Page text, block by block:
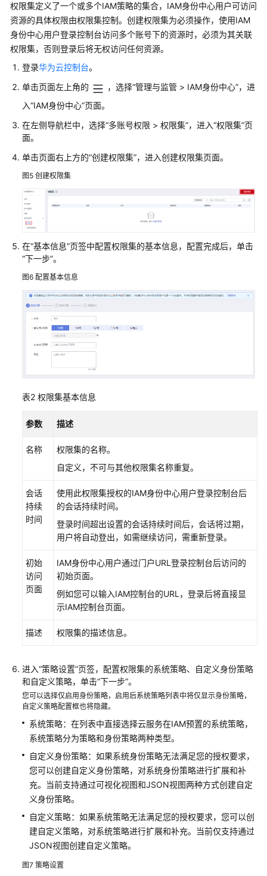
系
统
权
权限集定义了一个或多个IAM策略的集合，IAM身份中心用户可访问
资源的具体权限由权限集控制。创建权限集为必须操作，使用IAM
身份中心用户登录控制台访问多个账号下的资源时，必须为其关联
权限集，否则登录后将无权访问任何资源。
登录华为云控制台。
单击页面左上角的
，选择“管理与监管 > IAM身份中心”，进
入“IAM身份中心”页面。
在左侧导航栏中，选择“多账号权限 > 权限集”，进入“权限集”页
面。
单击页面右上方的“创建权限集”，进入创建权限集页面。
图5 创建权限集
在“基本信息”页签中配置权限集的基本信息，配置完成后，单击
“下一步”。
图6 配置基本信息
表2 权限集基本信息
参数 描述
名称
权限集的名称。
自定义，不可与其他权限集名称重复。
会话
持续
时间
使用此权限集授权的IAM身份中心用户登录控制台后
的会话持续时间。
登录时间超出设置的会话持续时间后，会话将过期，
用户将自动登出，如需继续访问，需重新登录。
初始
访问
页面
IAM身份中心用户通过门户URL登录控制台后访问的
初始页面。
例如您可以输入IAM控制台的URL，登录后将直接显
示IAM控制台页面。
描述 权限集的描述信息。
进入“策略设置”页签，配置权限集的系统策略、自定义身份策略
和自定义策略，单击“下一步”。
您可以选择仅启用身份策略，启用后系统策略列表中将仅显示身份策略，
自定义策略配置框也将隐藏。
系统策略：在列表中直接选择云服务在IAM预置的系统策略，
系统策略分为策略和身份策略两种类型。
自定义身份策略：如果系统身份策略无法满足您的授权要求，
您可以创建自定义身份策略，对系统身份策略进行扩展和补
充。当前支持通过可视化视图和JSON视图两种方式创建自定
义身份策略。
自定义策略：如果系统策略无法满足您的授权要求，您可以创
建自定义策略，对系统策略进行扩展和补充。当前仅支持通过
JSON视图创建自定义策略。
图7 策略设置